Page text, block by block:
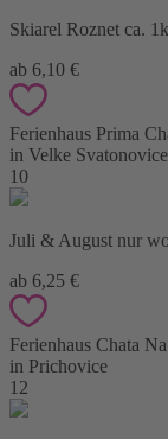
Skiarel Roznet ca.
ab 6,10 €
Ferienhaus Prima
in Velke Svatonovice
10
Juli & August nur
ab 6,25 €
Ferienhaus Chata
in Prichovice
12